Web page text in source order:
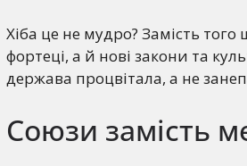
Хіба це не мудро? Замість
фортеці, а й нові закони та
держава процвітала, а не
Союзи замість